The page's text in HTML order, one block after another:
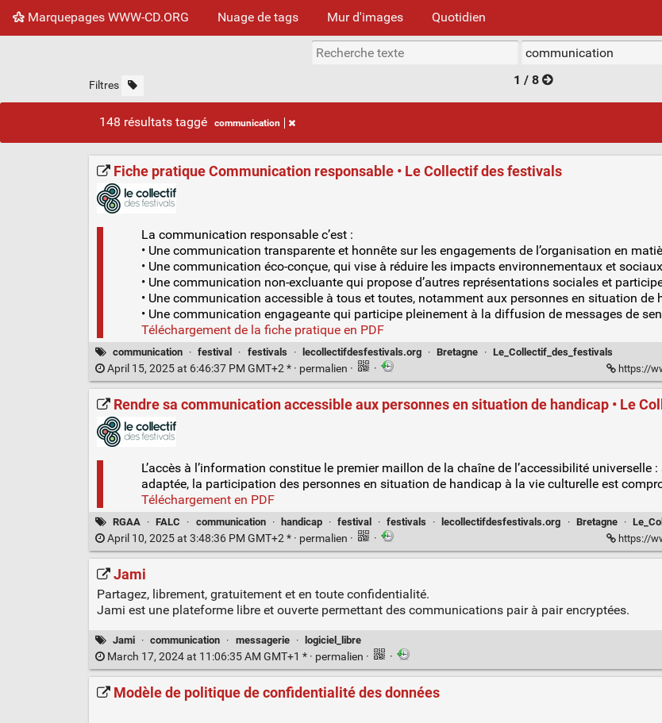
Marquepages WWW-CD.ORG Nuage de tags Mur d'images Quotidien
Filtres 1 / 8
148 résultats taggé communication
Fiche pratique Communication responsable • Le Collectif des festivals
La communication responsable c’est :
• Une communication transparente et honnête sur les engagements de l’organisation en
• Une communication éco-conçue, qui vise à réduire les impacts environnementaux et
• Une communication non-excluante qui propose d’autres représentations sociales et
• Une communication accessible à tous et toutes, notamment aux personnes en situation de
• Une communication engageante qui participe pleinement à la diffusion de messages de
Téléchargement de la fiche pratique en PDF
communication · festival · festivals · lecollectifdesfestivals.org · Bretagne · Le_Collectif_des_festivals
April 15, 2025 at 6:46:37 PM GMT+2 * · permalien · · https://
Rendre sa communication accessible aux personnes en situation de handicap • Le
L’accès à l’information constitue le premier maillon de la chaîne de l’accessibilité
adaptée, la participation des personnes en situation de handicap à la vie culturelle est
Téléchargement en PDF
RGAA · FALC · communication · handicap · festival · festivals · lecollectifdesfestivals.org · Bretagne ·
April 10, 2025 at 3:48:36 PM GMT+2 * · permalien · · https://
Jami
Partagez, librement, gratuitement et en toute confidentialité.
Jami est une plateforme libre et ouverte permettant des communications pair à pair encryptées.
Jami · communication · messagerie · logiciel_libre
March 17, 2024 at 11:06:35 AM GMT+1 * · permalien · ·
Modèle de politique de confidentialité des données